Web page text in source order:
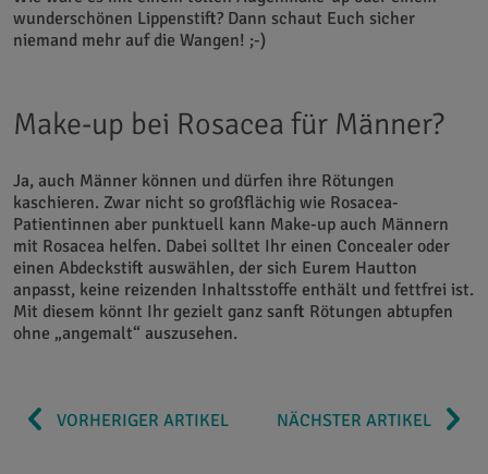
wunderschönen Lippenstift? Dann schaut Euch sicher
niemand mehr auf die Wangen! ;-)
Make-up bei Rosacea für Männer?
Ja, auch Männer können und dürfen ihre Rötungen
kaschieren. Zwar nicht so großflächig wie Rosacea-
Patientinnen aber punktuell kann Make-up auch Männern
mit Rosacea helfen. Dabei solltet Ihr einen Concealer oder
einen Abdeckstift auswählen, der sich Eurem Hautton
anpasst, keine reizenden Inhaltsstoffe enthält und fettfrei ist.
Mit diesem könnt Ihr gezielt ganz sanft Rötungen abtupfen
ohne „angemalt“ auszusehen.
VORHERIGER ARTIKEL NÄCHSTER ARTIKEL